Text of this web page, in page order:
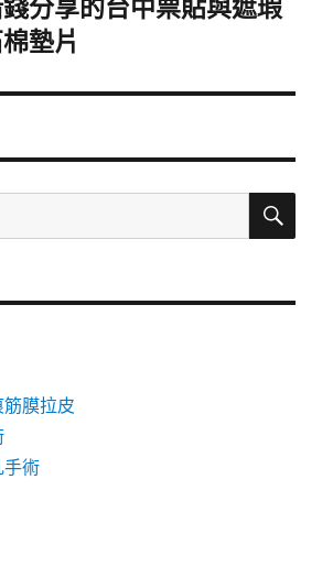
分享的台中票貼與遮瑕
墊片
搜
膜拉皮
手術